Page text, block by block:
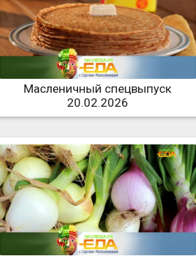
Масленичный спецвыпуск
20.02.2026